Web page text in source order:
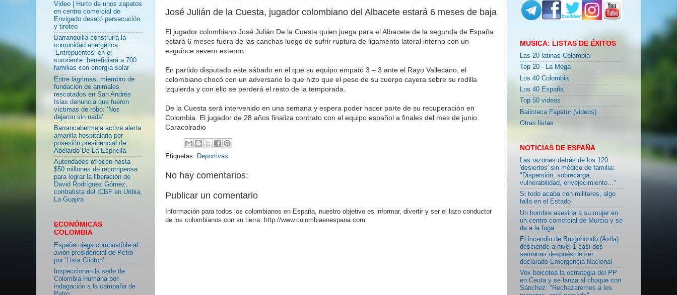
José Julián de la Cuesta, jugador colombiano del Albacete estará 6 meses de baja
El jugador colombiano José Julián De la Cuesta quien juega para el Albacete de la segunda de España
estará 6 meses fuera de las canchas luego de sufrir ruptura de ligamento lateral interno con un
esguince severo externo.
En partido disputado este sábado en el que su equipo empató 3 – 3 ante el Rayo Vallecano, el
colombiano chocó con un adversario lo que hizo que el peso de su cuerpo cayera sobre su rodilla
izquierda y con ello se perderá el resto de la temporada.
De la Cuesta será intervenido en una semana y espera poder hacer parte de su recuperación en
Colombia. El jugador de 28 años finaliza contrato con el equipo español a finales del mes de junio.
Caracolradio
Etiquetas: Deportivas
No hay comentarios:
Publicar un comentario
Información para todos los colombianos en España, nuestro objetivo es informar, divertir y ser el lazo conductor
de los colombianos con su tierra: http://www.colombiaenespana.com
Video | Hurto de unos zapatos
en centro comercial de
Envigado desató persecución
y tiroteo
Barranquilla construirá la
comunidad energética
‘Entrepuentes’ en el
suroriente: beneficiará a 700
familias con energía solar
Entre lágrimas, miembro de
fundación de animales
rescatados en San Andrés
Islas denuncia que fueron
víctimas de robo: ‘Nos
dejaron sin nada’
Barrancabermeja activa alerta
amarilla hospitalaria por
posesión presidencial de
Abelardo De La Espriella
Autoridades ofrecen hasta
$50 millones de recompensa
para lograr la liberación de
David Rodríguez Gómez,
contratista del ICBF en Uribia,
La Guajira
ECONÓMICAS
COLOMBIA
España niega combustible al
avión presidencial de Petro
por ‘Lista Clinton’
Inspeccionan la sede de
Colombia Humana por
indagación a la campaña de
MUSICA: LISTAS DE ÉXITOS
Las 20 latinas Colombia
Top 20 - La Mega
Los 40 Colombia
Los 40 España
Top 50 videos
Bailoteca Fapatur (videos)
Otras listas
NOTICIAS DE ESPAÑA
Las razones detrás de los 120
'desiertos' sin médico de familia:
"Dispersión, sobrecarga,
vulnerabilidad, envejecimiento..."
Si todo acaba con militares, algo
falla en el Estado
Un hombre asesina a su mujer en
un centro comercial de Murcia y se
da a la fuga
El incendio de Burgohondo (Ávila)
desciende a nivel 1 casi dos
semanas después de ser
declarado Emergencia Nacional
Vox boicotea la estrategia del PP
en Ceuta y se lanza al choque con
Sánchez: "Rechazaremos a los